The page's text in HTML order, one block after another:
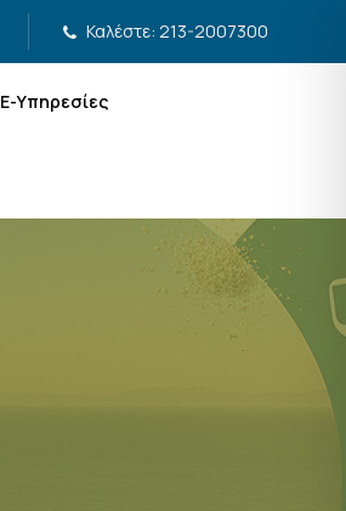
Καλέστε: 213-2007300
Ε-Υπηρεσίες